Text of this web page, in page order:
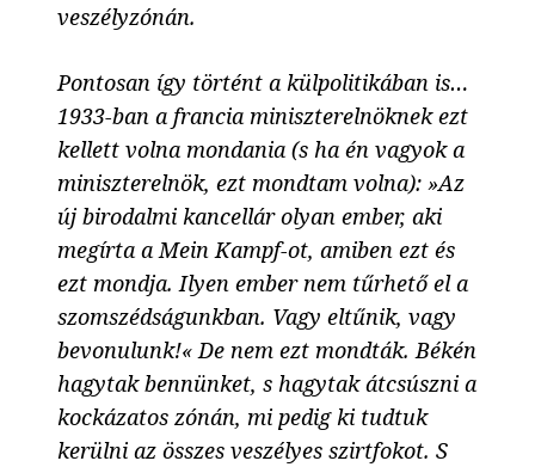
veszélyzónán.
Pontosan így történt a külpolitikában is…
1933-ban a francia miniszterelnöknek ezt
kellett volna mondania (s ha én vagyok a
miniszterelnök, ezt mondtam volna): »Az
új birodalmi kancellár olyan ember, aki
megírta a Mein Kampf-ot, amiben ezt és
ezt mondja. Ilyen ember nem tűrhető el a
szomszédságunkban. Vagy eltűnik, vagy
bevonulunk!« De nem ezt mondták. Békén
hagytak bennünket, s hagytak átcsúszni a
kockázatos zónán, mi pedig ki tudtuk
kerülni az összes veszélyes szirtfokot. S